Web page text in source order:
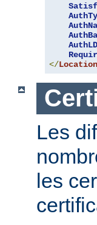
</Location
Les
les